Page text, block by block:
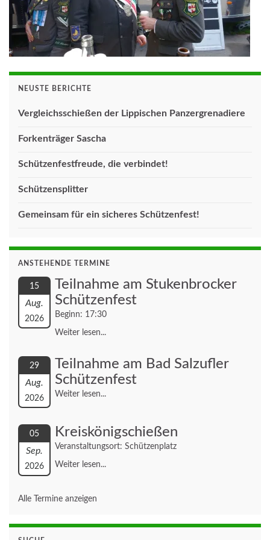
NEUSTE BERICHTE
Vergleichsschießen der Lippischen Panzergrenadiere
Forkenträger Sascha
Schützenfestfreude, die verbindet!
Schützensplitter
Gemeinsam für ein sicheres Schützenfest!
ANSTEHENDE TERMINE
15
Aug.
2026
Teilnahme am Stukenbrocker
Schützenfest
Beginn: 17:30
Weiter lesen...
29
Aug.
2026
Teilnahme am Bad Salzufler
Schützenfest
Weiter lesen...
05
Sep.
2026
Kreiskönigschießen
Veranstaltungsort: Schützenplatz
Weiter lesen...
Alle Termine anzeigen